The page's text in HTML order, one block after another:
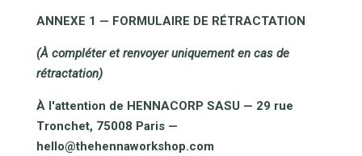
ANNEXE 1 — FORMULAIRE DE RÉTRACTATION
(À compléter et renvoyer uniquement en cas de
rétractation)
À l'attention de HENNACORP SASU — 29 rue
Tronchet, 75008 Paris —
hello@thehennaworkshop.com